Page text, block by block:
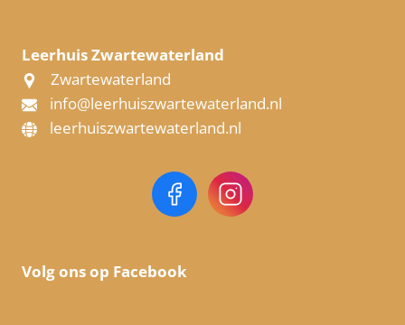
Leerhuis Zwartewaterland
Zwartewaterland
info@leerhuiszwartewaterland.nl
leerhuiszwartewaterland.nl
Volg ons op Facebook